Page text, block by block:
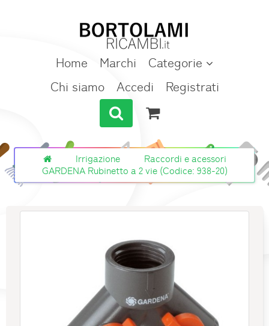
Home Marchi
Categorie
Chi siamo
Accedi Registrati
Irrigazione
Raccordi e acessori
GARDENA Rubinetto a 2 vie (Codice: 938-20)